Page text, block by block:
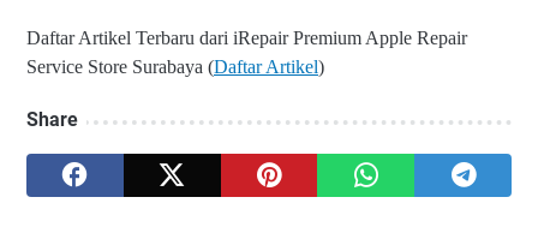
Daftar Artikel Terbaru dari iRepair Premium Apple Repair
Service Store Surabaya (Daftar Artikel)
Share